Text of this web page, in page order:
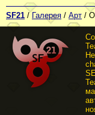
SF21 / Галерея / Арт /